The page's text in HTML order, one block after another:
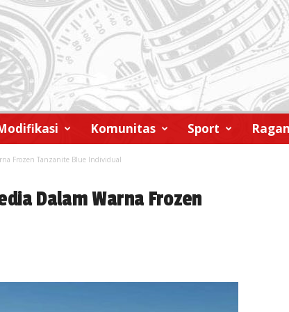
Komunitas Sport
Frozen Tanzanite Blue Individual
Dalam Warna Frozen